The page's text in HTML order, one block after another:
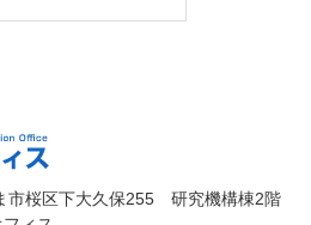
桜区下大久保255 研究機構棟2階